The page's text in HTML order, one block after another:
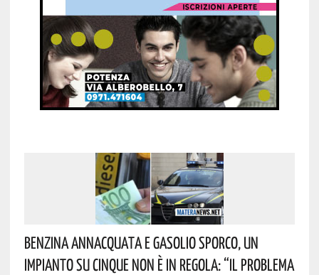
Benzina Annacquata E Gasolio Sporco, Un
Impianto Su Cinque Non È In Regola: “il Problema